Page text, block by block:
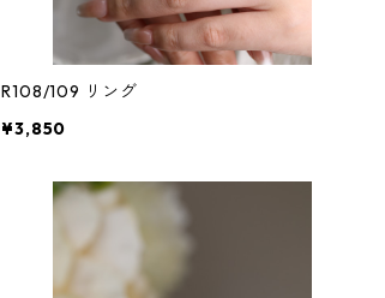
R108/109 リング
¥3,850